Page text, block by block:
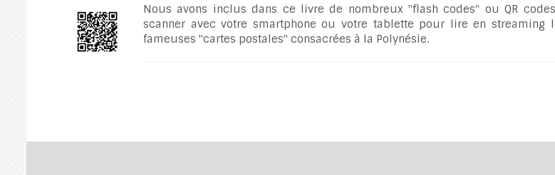
Nous avons inclus dans ce livre de nombreux "flash codes" ou QR
scanner avec votre smartphone ou votre tablette pour lire en streaming
fameuses "cartes postales" consacrées à la Polynésie.